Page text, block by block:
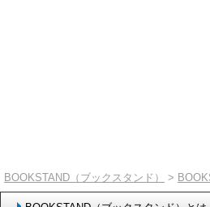
BOOKSTAND（ブックスタンド） >